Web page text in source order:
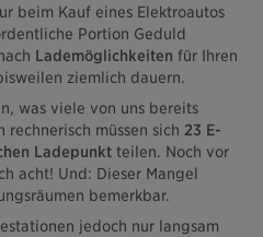
beim Kauf eines Elektroautos
Portion Geduld
Lademöglichkeiten für Ihren
ziemlich dauern.
was viele von uns bereits
müssen sich 23 E-
Ladepunkt teilen. Noch vor
acht! Und: Dieser Mangel
bemerkbar.
jedoch nur langsam